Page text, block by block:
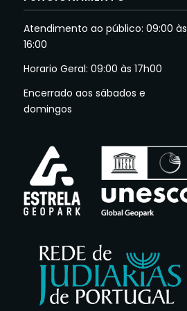
Atendimento ao público: 09:00 às
16:00
Horario Geral: 09:00 às 17h00
Encerrado aos sábados e
domingos